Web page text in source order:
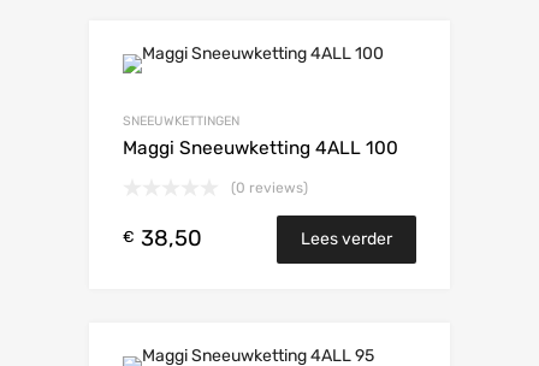
SNEEUWKETTINGEN
Maggi Sneeuwketting 4ALL 100
(0 reviews)
€ 38,50 Lees verder